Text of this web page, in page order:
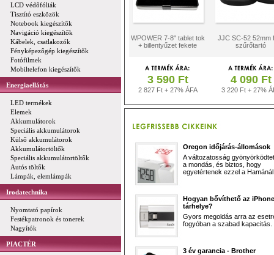
LCD védőfóliák
Tisztító eszközök
Notebook kiegészítők
Navigáció kiegészítők
Kábelek, csatlakozók
Fényképezőgép kiegészítők
Fotófilmek
Mobiltelefon kiegészítők
Energiaellátás
LED termékek
Elemek
Akkumulátorok
Speciális akkumulátorok
Külső akkumulátorok
Akkumulátortöltők
Speciális akkumulátortöltők
Autós töltők
Lámpák, elemlámpák
Irodatechnika
Nyomtató papírok
Festékpatronok és tonerek
Nagyítók
PIACTÉR
WPOWER 7-8" tablet tok
+ billentyűzet fekete
JJC SC-52 52mm
szűrőtartó
3 590 Ft
2 827 Ft + 27% ÁFA
4 090 Ft
3 220 Ft + 27%
Oregon időjárás-állomások
A változatosság
a mondás, és biztos, hogy
egyetértenek ezzel a
Hogyan bővíthető az iPhone
tárhelye?
Gyors megoldás arra az
fogyóban a szabad kapacitás.
3 év garancia - Brother